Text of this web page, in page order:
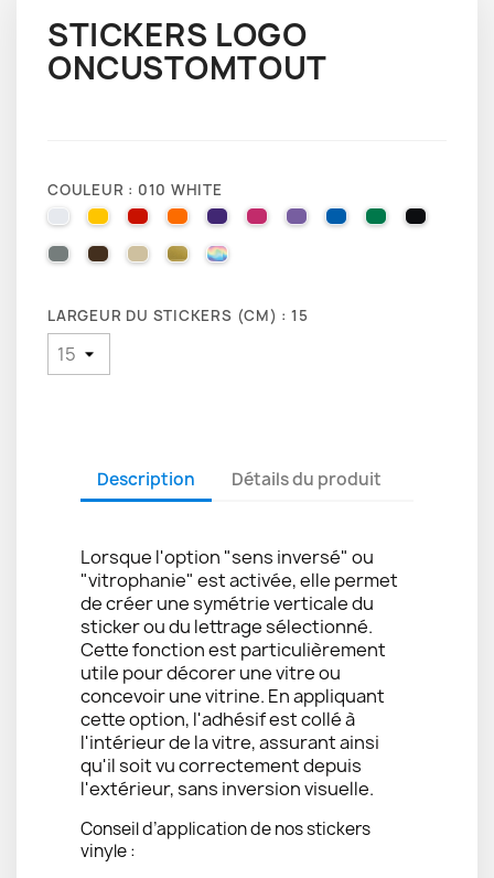
STICKERS LOGO
ONCUSTOMTOUT
COULEUR : 010 WHITE
010 WHITE025 BRIMSTONE YELLOW
031 RED035 PASTEL ORANGE
040 VIOLET
041 PINK043 LAVENDER
051 GENTIAN BLUE
061 GREEN
070
071 GREY080 BROWN
082 BEIGE
091 GOLD000 HOLOGRAPHIQUE
LARGEUR DU STICKERS (CM) : 15
Description Détails du produit
Lorsque l'option "sens inversé" ou
"vitrophanie" est activée, elle permet
de créer une symétrie verticale du
sticker ou du lettrage sélectionné.
Cette fonction est particulièrement
utile pour décorer une vitre ou
concevoir une vitrine. En appliquant
cette option, l'adhésif est collé à
l'intérieur de la vitre, assurant ainsi
qu'il soit vu correctement depuis
l'extérieur, sans inversion visuelle.
Conseil d’application de nos stickers
vinyle :